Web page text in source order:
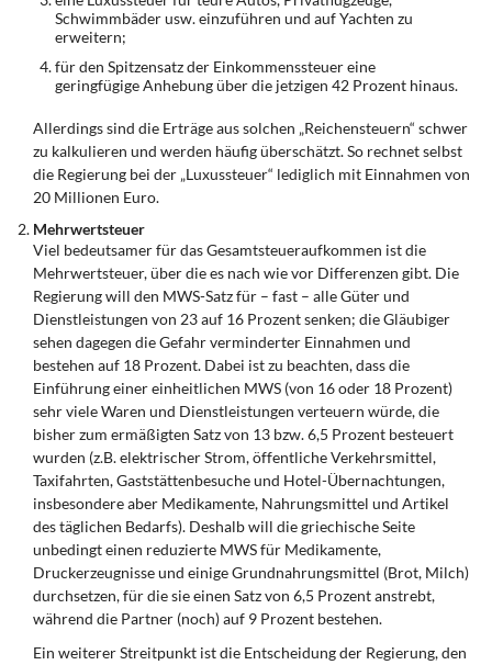
Schwimmbäder usw. einzuführen und auf Yachten zu
erweitern;
für den Spitzensatz der Einkommenssteuer eine
geringfügige Anhebung über die jetzigen 42 Prozent hinaus.
Allerdings sind die Erträge aus solchen „Reichensteuern“ schwer
zu kalkulieren und werden häufig überschätzt. So rechnet selbst
die Regierung bei der „Luxussteuer“ lediglich mit Einnahmen von
20 Millionen Euro.
Mehrwertsteuer
Viel bedeutsamer für das Gesamtsteueraufkommen ist die
Mehrwertsteuer, über die es nach wie vor Differenzen gibt. Die
Regierung will den MWS-Satz für – fast – alle Güter und
Dienstleistungen von 23 auf 16 Prozent senken; die Gläubiger
sehen dagegen die Gefahr verminderter Einnahmen und
bestehen auf 18 Prozent. Dabei ist zu beachten, dass die
Einführung einer einheitlichen MWS (von 16 oder 18 Prozent)
sehr viele Waren und Dienstleistungen verteuern würde, die
bisher zum ermäßigten Satz von 13 bzw. 6,5 Prozent besteuert
wurden (z.B. elektrischer Strom, öffentliche Verkehrsmittel,
Taxifahrten, Gaststättenbesuche und Hotel-Übernachtungen,
insbesondere aber Medikamente, Nahrungsmittel und Artikel
des täglichen Bedarfs). Deshalb will die griechische Seite
unbedingt einen reduzierte MWS für Medikamente,
Druckerzeugnisse und einige Grundnahrungsmittel (Brot, Milch)
durchsetzen, für die sie einen Satz von 6,5 Prozent anstrebt,
während die Partner (noch) auf 9 Prozent bestehen.
Ein weiterer Streitpunkt ist die Entscheidung der Regierung, den